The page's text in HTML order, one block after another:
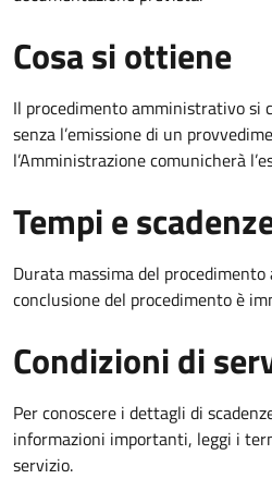
Cosa si ottiene
Il procedimento amministrativo si
senza l’emissione di un
l’Amministrazione comunicherà
Tempi e
Durata massima del
conclusione del procedimento è
Condizioni di
Per conoscere i dettagli di
informazioni importanti, leggi i
servizio.